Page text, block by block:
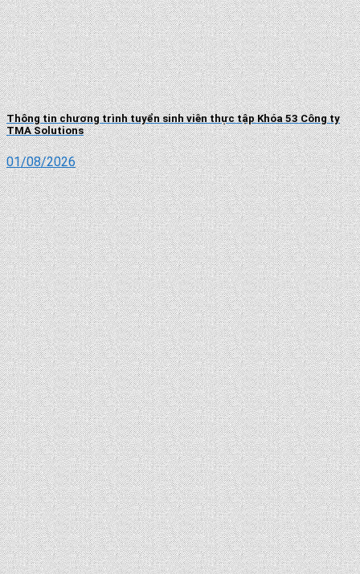
Thông tin chương trình tuyển sinh viên thực tập Khóa 53 Công ty
TMA Solutions
01/08/2026